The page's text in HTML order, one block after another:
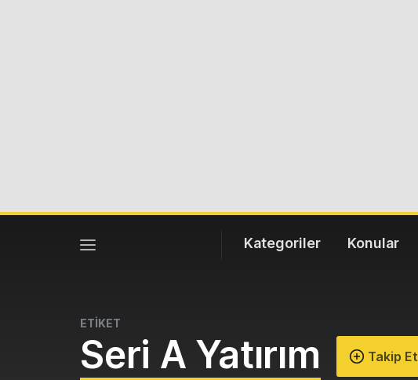
Kategoriler Konular
ETİKET
Seri A Yatırım Takip Et